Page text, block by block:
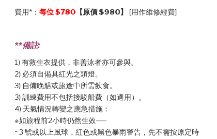
費用*： 每位$780 【原價$980】 [用作維修經費]
**備註:
1) 有救生衣提供，非善泳者亦可參與。
2) 必須自備具紅光之頭燈。
3) 自備晚膳或旅途中所需飲食。
3) 訓練費用不包括接駁船費（如適用）。
4) 天氣情況轉變之應急措施：
※如旅程前2小時仍然生效──
~3 號或以上風球，紅色或黑色暴雨警告，先不需按原定時